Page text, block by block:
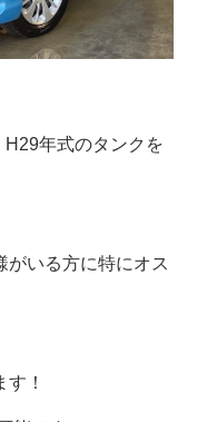
年式のタンクを
がいる方に特にオス
！